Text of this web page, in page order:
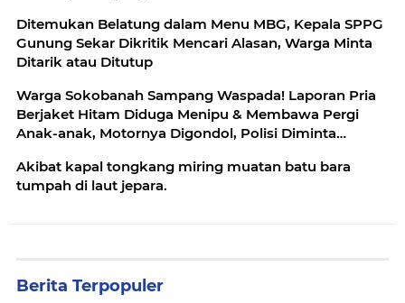
Ditemukan Belatung dalam Menu MBG, Kepala SPPG
Gunung Sekar Dikritik Mencari Alasan, Warga Minta
Ditarik atau Ditutup
Warga Sokobanah Sampang Waspada! Laporan Pria
Berjaket Hitam Diduga Menipu & Membawa Pergi
Anak-anak, Motornya Digondol, Polisi Diminta
Akibat kapal tongkang miring muatan batu bara
tumpah di laut jepara.
Berita Terpopuler